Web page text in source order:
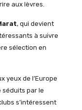
aux lèvres.
, qui devient
à suivre
sélection en
yeux de l’Europe
séduits par le
s’intéressent